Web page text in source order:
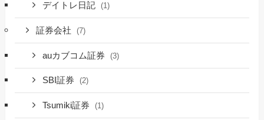
デイトレ日記 (1)
証券会社 (7)
auカブコム証券 (3)
SBI証券 (2)
Tsumiki証券 (1)